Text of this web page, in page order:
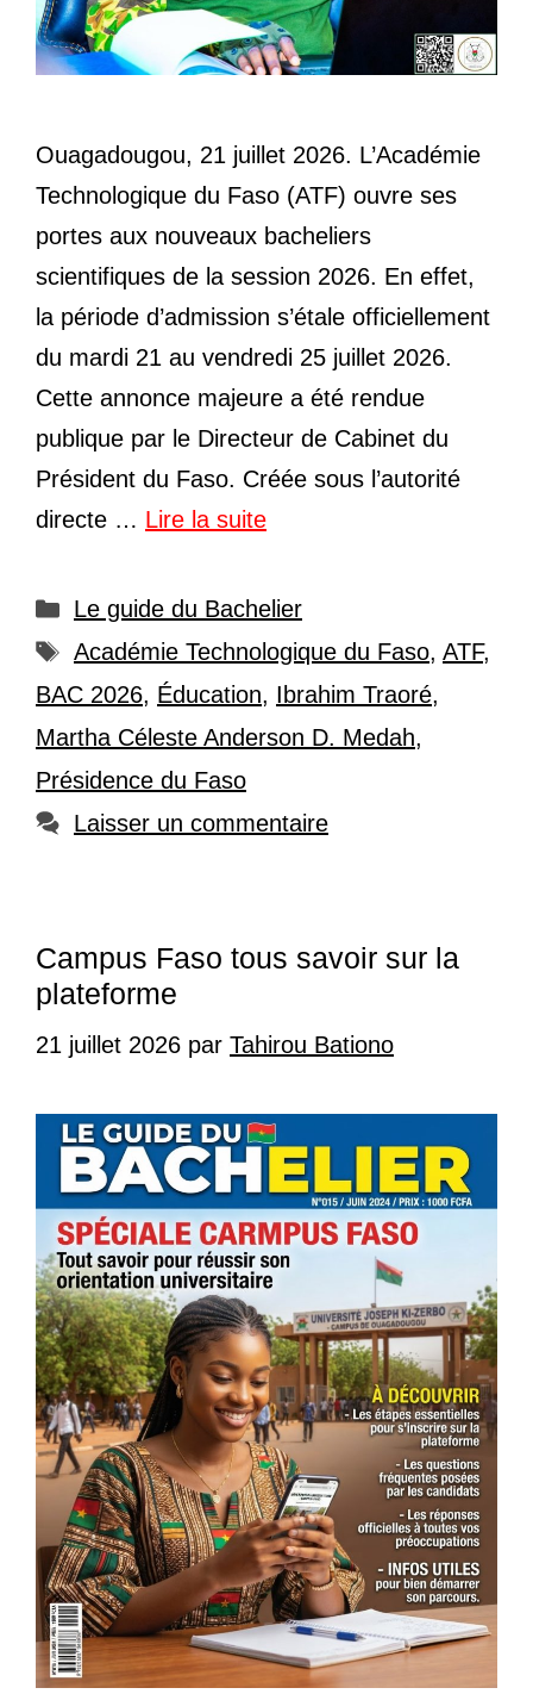
Ouagadougou, 21 juillet 2026. L’Académie
Technologique du Faso (ATF) ouvre ses
portes aux nouveaux bacheliers
scientifiques de la session 2026. En effet,
la période d’admission s’étale officiellement
du mardi 21 au vendredi 25 juillet 2026.
Cette annonce majeure a été rendue
publique par le Directeur de Cabinet du
Président du Faso. Créée sous l’autorité
directe … Lire la suite
Catégories
Le guide du Bachelier
Étiquettes
Académie Technologique du Faso, ATF,
BAC 2026, Éducation, Ibrahim Traoré,
Martha Céleste Anderson D. Medah,
Présidence du Faso
Laisser un commentaire
Campus Faso tous savoir sur la
plateforme
21 juillet 2026 par Tahirou Bationo